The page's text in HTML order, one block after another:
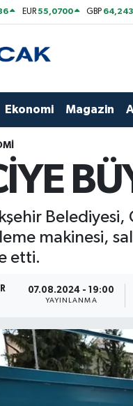
EUR55,0700 GBP
Ekonomi Magazin
makinesi,
etti.
07.08.2024 - 19:00
YAYINLANMA